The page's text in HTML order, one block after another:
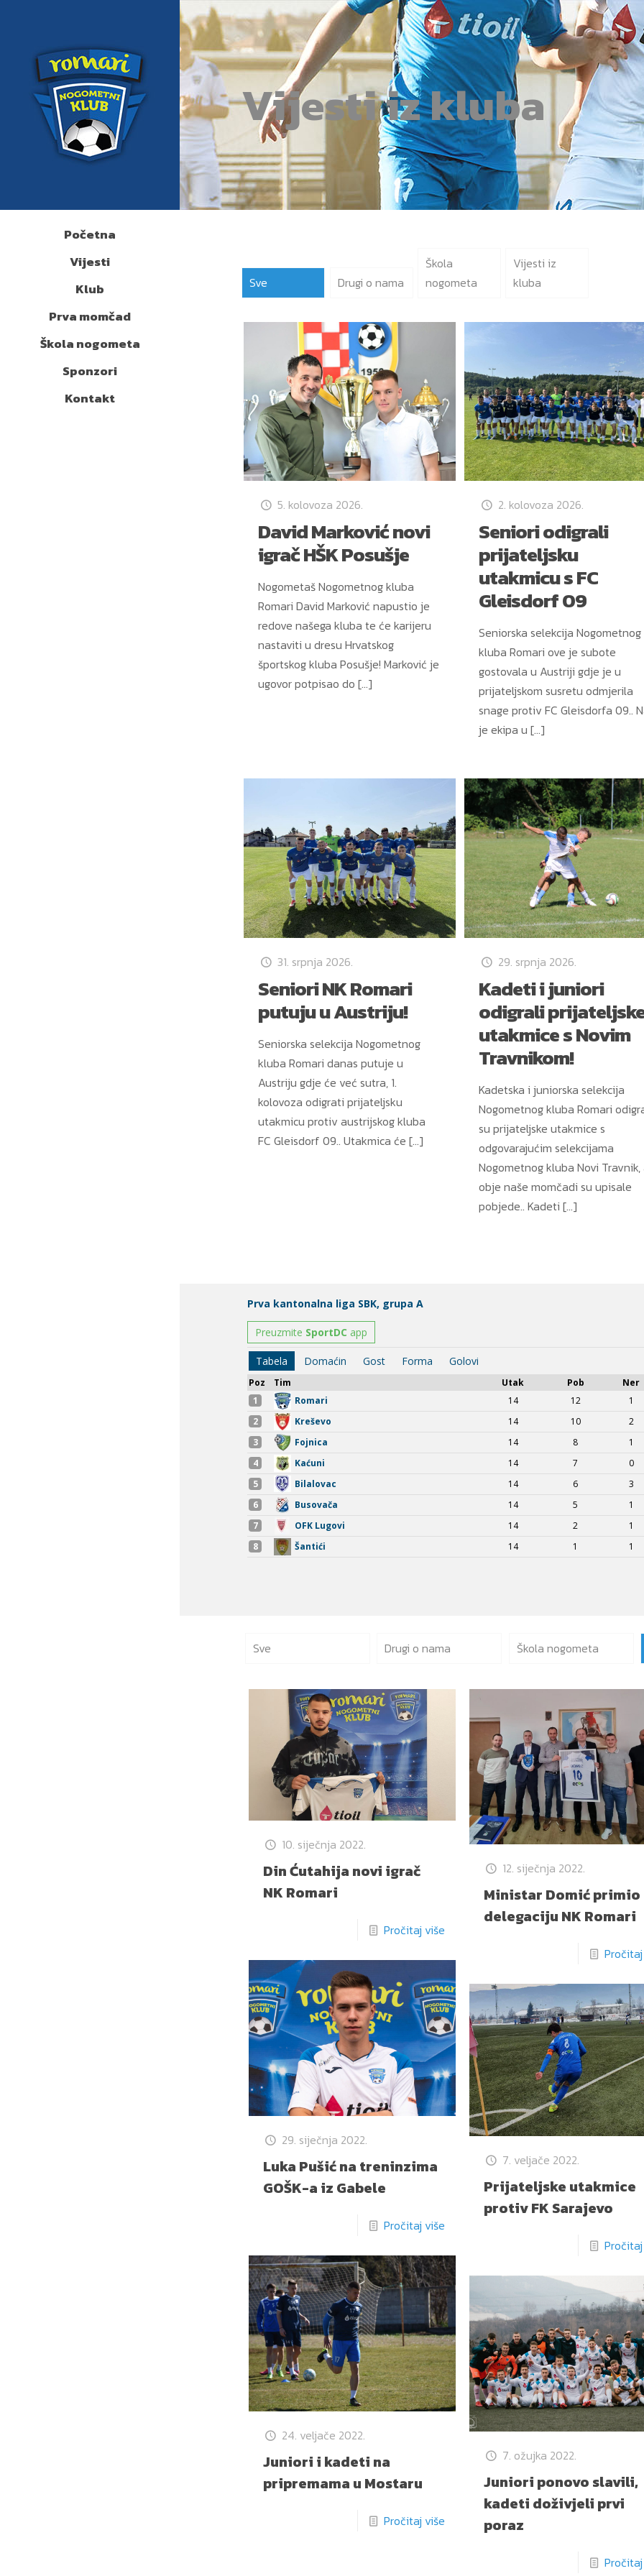
Početna
Vijesti
Klub
Prva momčad
Škola nogometa
Sponzori
Kontakt
Vijesti iz kluba
Sve Drugi o nama
Škola
nogometa
Vijesti iz
kluba
5. kolovoza 2026.
David Marković novi
igrač HŠK Posušje
Nogometaš Nogometnog kluba
Romari David Marković napustio je
redove našega kluba te će karijeru
nastaviti u dresu Hrvatskog
športskog kluba Posušje! Marković je
ugovor potpisao do […]
2. kolovoza 2026.
Seniori odigrali
prijateljsku
utakmicu s FC
Gleisdorf 09
Seniorska selekcija Nogometnog
kluba Romari ove je subote
gostovala u Austriji gdje je u
prijateljskom susretu odmjerila
snage protiv FC Gleisdorfa 09..
je ekipa u […]
31. srpnja 2026.
Seniori NK Romari
putuju u Austriju!
Seniorska selekcija Nogometnog
kluba Romari danas putuje u
Austriju gdje će već sutra, 1.
kolovoza odigrati prijateljsku
utakmicu protiv austrijskog kluba
FC Gleisdorf 09.. Utakmica će […]
29. srpnja 2026.
Kadeti i juniori
odigrali
utakmice s Novim
Travnikom!
Kadetska i juniorska selekcija
Nogometnog kluba Romari
su prijateljske utakmice s
odgovarajućim selekcijama
Nogometnog kluba Novi Travnik,
obje naše momčadi su upisale
pobjede.. Kadeti […]
Sve Drugi o nama Škola nogometa
10. siječnja 2022.
Din Ćutahija novi igrač
NK Romari
Pročitaj više
12. siječnja 2022.
Ministar Domić primio
delegaciju NK Romari
29. siječnja 2022.
Luka Pušić na treninzima
GOŠK-a iz Gabele
Pročitaj više
7. veljače 2022.
Prijateljske utakmice
protiv FK Sarajevo
24. veljače 2022.
Juniori i kadeti na
pripremama u Mostaru
Pročitaj više
7. ožujka 2022.
Juniori ponovo slavili,
kadeti doživjeli prvi
poraz